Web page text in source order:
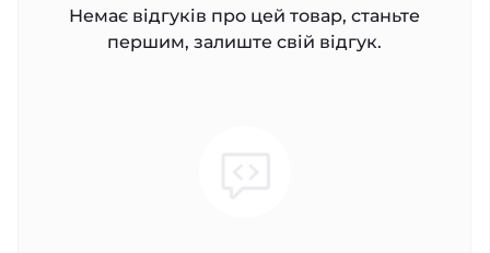
Немає відгуків про цей товар, станьте
першим, залиште свій відгук.